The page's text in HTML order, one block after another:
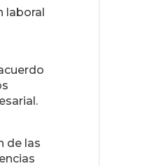
laboral
de las